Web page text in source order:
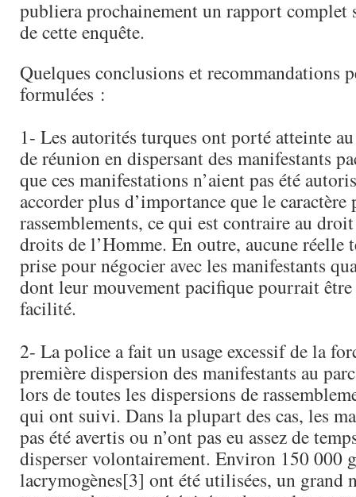
publiera prochainement un rapport complet
de cette enquête.
Quelques conclusions et recommandations
formulées :
1- Les autorités turques ont porté atteinte
de réunion en dispersant des manifestants
que ces manifestations n’aient pas été
accorder plus d’importance que le caractère
rassemblements, ce qui est contraire au
droits de l’Homme. En outre, aucune réelle
prise pour négocier avec les manifestants
dont leur mouvement pacifique pourrait
facilité.
2- La police a fait un usage excessif de la
première dispersion des manifestants au
lors de toutes les dispersions de
qui ont suivi. Dans la plupart des cas, les
pas été avertis ou n’ont pas eu assez de
disperser volontairement. Environ 150 000
lacrymogènes[3] ont été utilisées, un grand